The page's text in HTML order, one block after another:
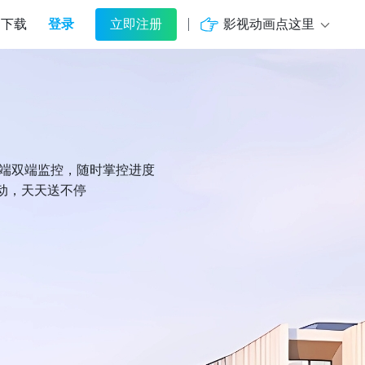
下载 登录 立即注册 影视动画点这里
双端监控，随时掌控进度
，天天送不停